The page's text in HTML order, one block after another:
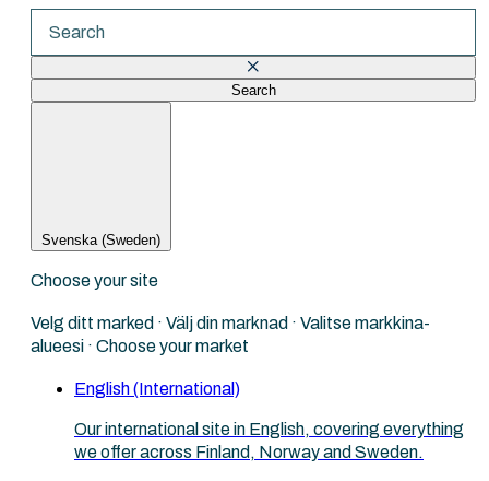
Search
Svenska (Sweden)
Choose your site
Velg ditt marked · Välj din marknad · Valitse markkina-
alueesi · Choose your market
English (International)
Our international site in English, covering everything
we offer across Finland, Norway and Sweden.